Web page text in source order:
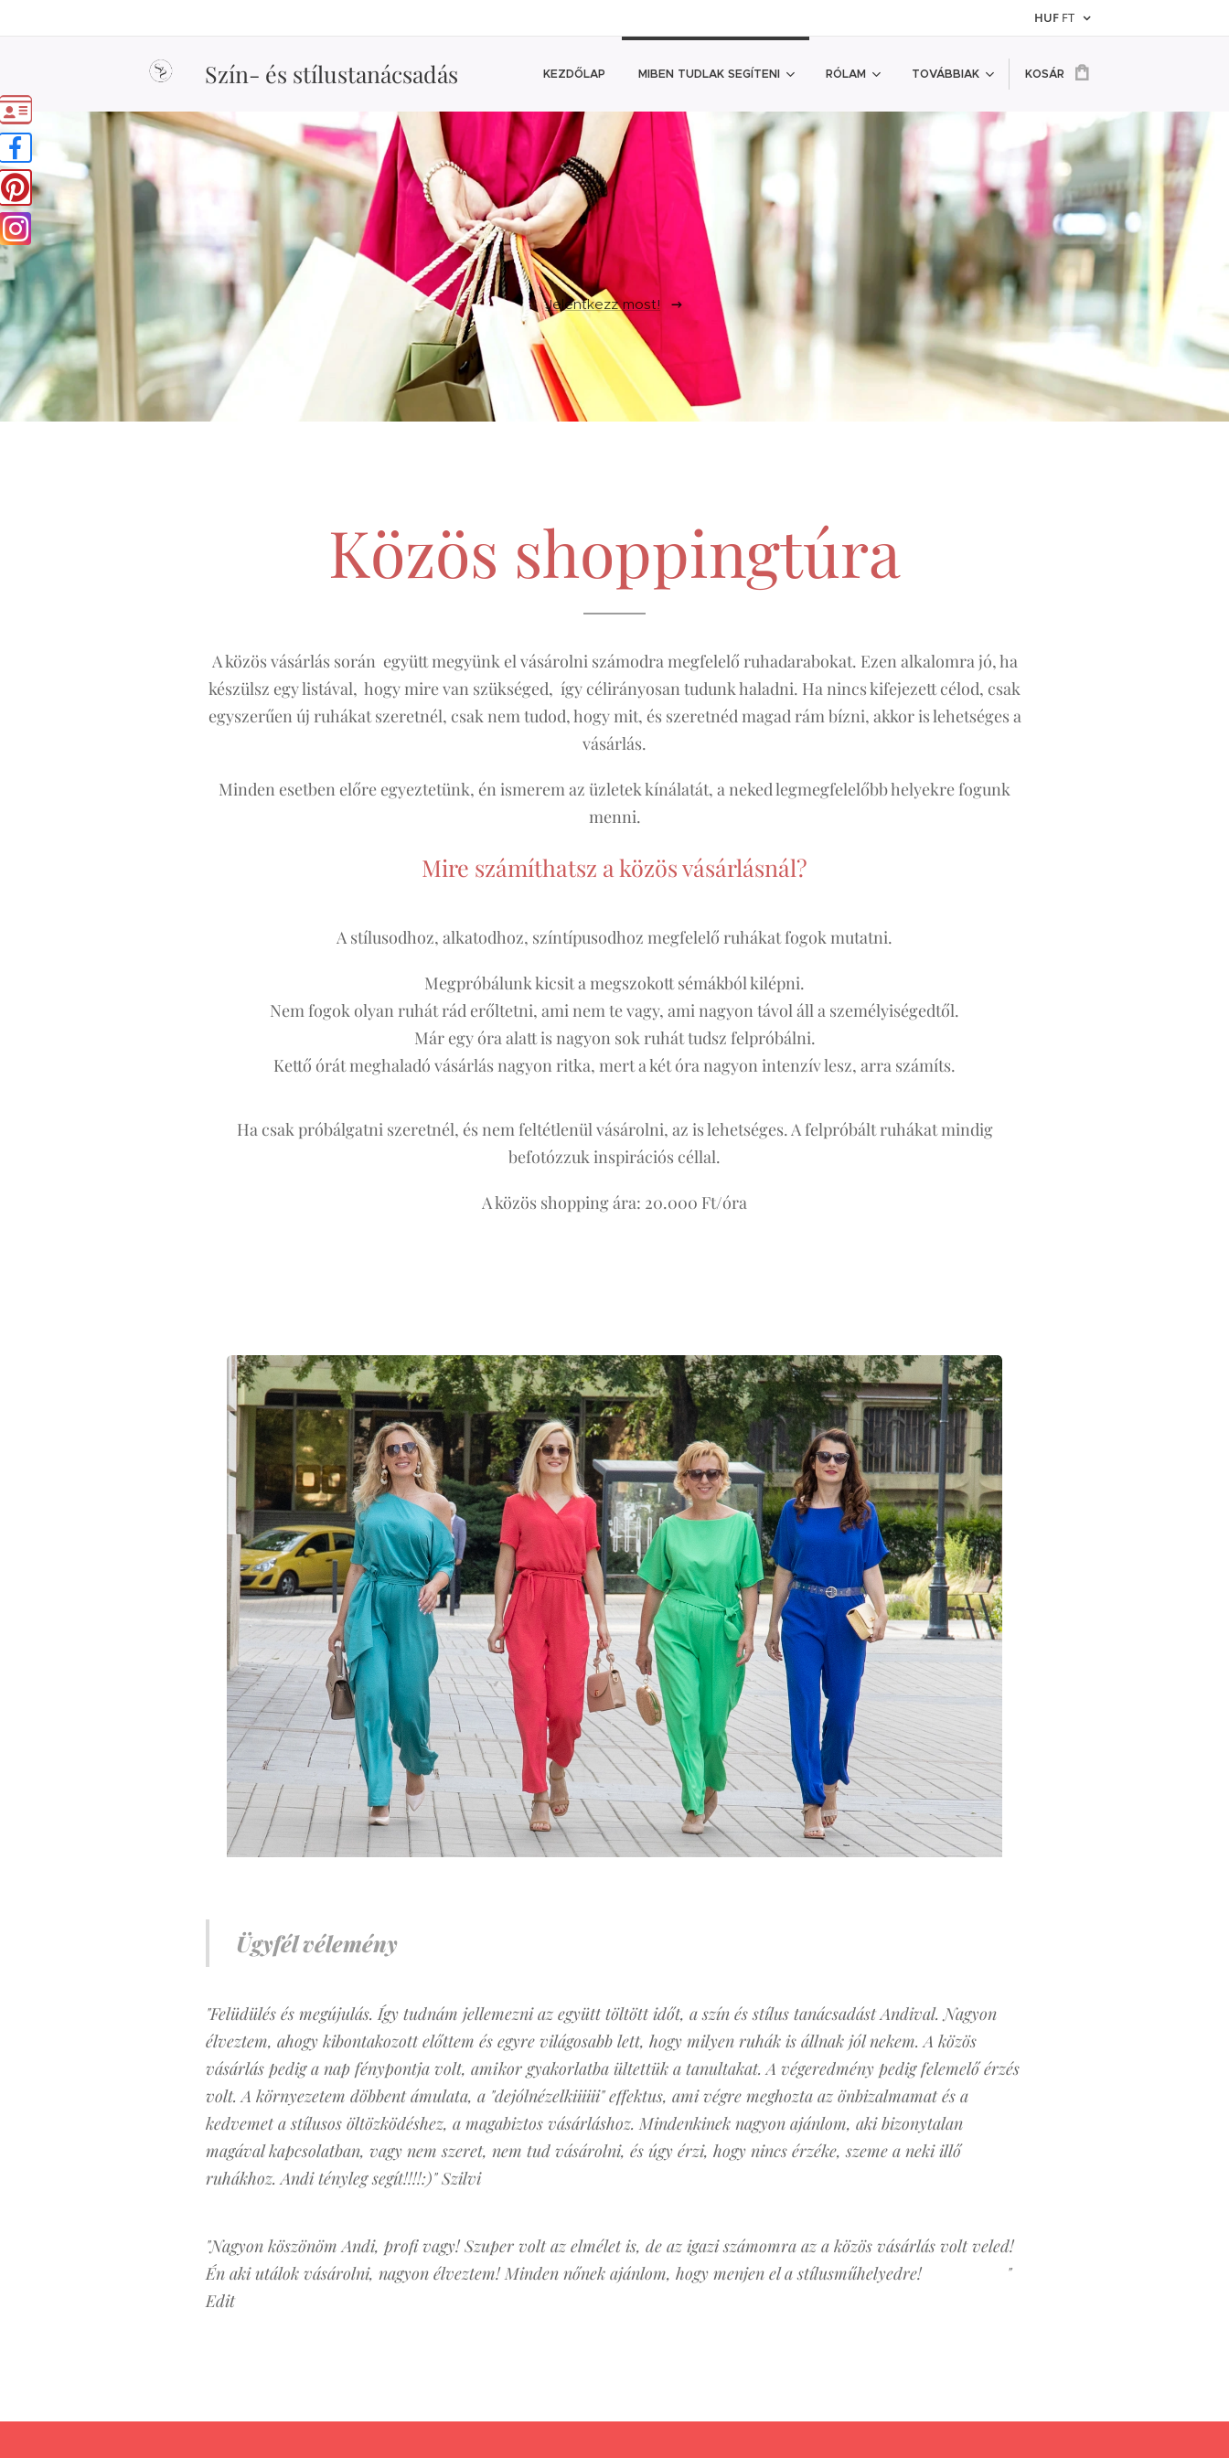
HUF FT
Szín- és stílustanácsadás KEZDŐLAP MIBEN TUDLAK SEGÍTENI RÓLAM TOVÁBBIAK KOSÁR
Jelentkezz most!
Közös shoppingtúra
A közös vásárlás során együtt megyünk el vásárolni számodra megfelelő ruhadarabokat. Ezen alkalomra jó, ha
készülsz egy listával, hogy mire van szükséged, így célirányosan tudunk haladni. Ha nincs kifejezett célod, csak
egyszerűen új ruhákat szeretnél, csak nem tudod, hogy mit, és szeretnéd magad rám bízni, akkor is lehetséges a
vásárlás.
Minden esetben előre egyeztetünk, én ismerem az üzletek kínálatát, a neked legmegfelelőbb helyekre fogunk
menni.
Mire számíthatsz a közös vásárlásnál?
A stílusodhoz, alkatodhoz, színtípusodhoz megfelelő ruhákat fogok mutatni.
Megpróbálunk kicsit a megszokott sémákból kilépni.
Nem fogok olyan ruhát rád erőltetni, ami nem te vagy, ami nagyon távol áll a személyiségedtől.
Már egy óra alatt is nagyon sok ruhát tudsz felpróbálni.
Kettő órát meghaladó vásárlás nagyon ritka, mert a két óra nagyon intenzív lesz, arra számíts.
Ha csak próbálgatni szeretnél, és nem feltétlenül vásárolni, az is lehetséges. A felpróbált ruhákat mindig
befotózzuk inspirációs céllal.
A közös shopping ára: 20.000 Ft/óra
Ügyfél vélemény
"Felüdülés és megújulás. Így tudnám jellemezni az együtt töltött időt, a szín és stílus tanácsadást Andival. Nagyon
élveztem, ahogy kibontakozott előttem és egyre világosabb lett, hogy milyen ruhák is állnak jól nekem. A közös
vásárlás pedig a nap fénypontja volt, amikor gyakorlatba ültettük a tanultakat. A végeredmény pedig felemelő érzés
volt. A környezetem döbbent ámulata, a "dejólnézelkiiiiii" effektus, ami végre meghozta az önbizalmamat és a
kedvemet a stílusos öltözködéshez, a magabiztos vásárláshoz. Mindenkinek nagyon ajánlom, aki bizonytalan
magával kapcsolatban, vagy nem szeret, nem tud vásárolni, és úgy érzi, hogy nincs érzéke, szeme a neki illő
ruhákhoz. Andi tényleg segít!!!!:)" Szilvi
"Nagyon köszönöm Andi, profi vagy! Szuper volt az elmélet is, de az igazi számomra az a közös vásárlás volt veled!
Én aki utálok vásárolni, nagyon élveztem! Minden nőnek ajánlom, hogy menjen el a stílusműhelyedre! 👏👏👏👍"
Edit